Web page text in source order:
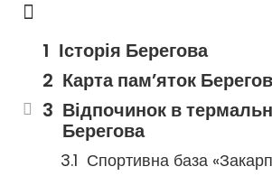
Історія Берегова
Карта пам’яток
Відпочинок в
Берегова
Спортивна база